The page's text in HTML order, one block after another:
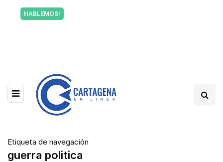
HABLEMOS!
Etiqueta de navegación
guerra politica